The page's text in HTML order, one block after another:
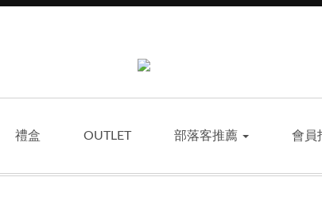
禮盒 OUTLET 部落客推薦 會員